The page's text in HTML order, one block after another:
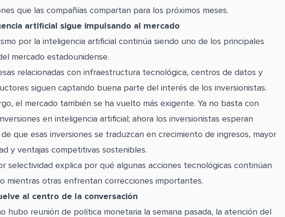
que las compañías compartan para los próximos meses.
artificial sigue impulsando al mercado
por la inteligencia artificial continúa siendo uno de los principales
mercado estadounidense.
relacionadas con infraestructura tecnológica, centros de datos y
siguen captando buena parte del interés de los inversionistas.
el mercado también se ha vuelto más exigente. Ya no basta con
en inteligencia artificial; ahora los inversionistas esperan
que esas inversiones se traduzcan en crecimiento de ingresos, mayor
y ventajas competitivas sostenibles.
selectividad explica por qué algunas acciones tecnológicas continúan
mientras otras enfrentan correcciones importantes.
al centro de la conversación
hubo reunión de política monetaria la semana pasada, la atención del